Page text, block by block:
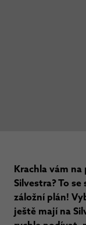
Krachla vám
Silvestra? To
záložní plán!
ještě mají na